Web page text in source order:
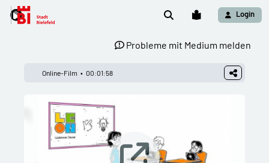
Login
Probleme mit Medium melden
Online-Film 00:01:58